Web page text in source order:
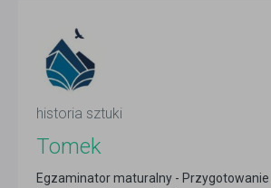
historia sztuki
Tomek
Egzaminator maturalny -